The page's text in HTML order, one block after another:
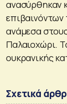
ανασύρθηκαν
ανάμεσα
Παλαιοχώρι.
ουκρανικής
Σχετικά